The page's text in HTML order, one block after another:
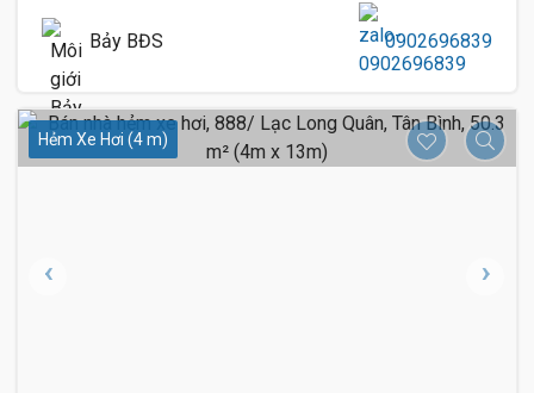
Bảy BĐS 0902696839
Hẻm Xe Hơi (4 m)